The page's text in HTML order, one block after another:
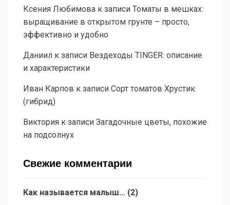
Ксения Любимова к записи Томаты в мешках:
выращивание в открытом грунте – просто,
эффективно и удобно
Даниил к записи Вездеходы TINGER: описание
и характеристики
Иван Карпов к записи Сорт томатов Хрустик
(гибрид)
Виктория к записи Загадочные цветы, похожие
на подсолнух
Свежие комментарии
Как называется малыш... (2)